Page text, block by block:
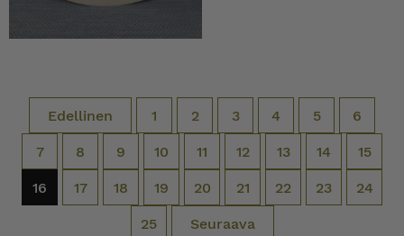
Edellinen 1 2 3 4 5 6
7 8 9 10 11 12 13 14 15
16 17 18 19 20 21 22 23 24
25 Seuraava